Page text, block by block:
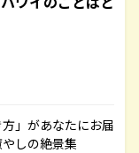
」があなたにお届
しの絶景集